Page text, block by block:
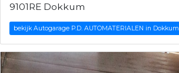
9101RE Dokkum
bekijk Autogarage P.D. AUTOMATERIALEN in Dokkum